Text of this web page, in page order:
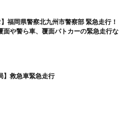
】福岡県警察北九州市警察部 緊急走行！
面や警ら車、覆面パトカーの緊急走行な
】救急車緊急走行